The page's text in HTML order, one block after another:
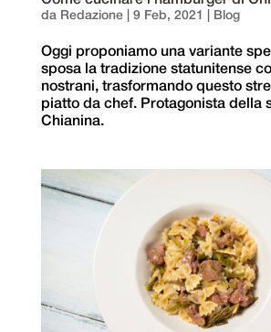
da Redazione| 9 Feb, 2021 Blog
Oggi proponiamo una variante
sposa la tradizione statunitense
nostrani, trasformando questo
piatto da chef. Protagonista della
Chianina.